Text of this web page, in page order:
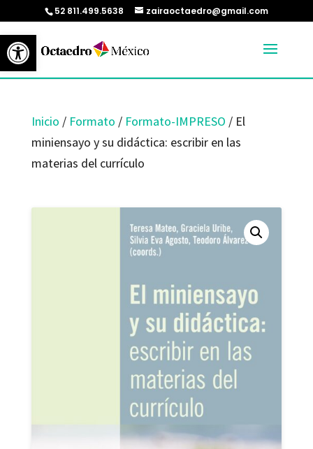
Abrir barra de herramientas
52 811.499.5638 zairaoctaedro@gmail.com
Inicio / Formato / Formato-IMPRESO / El
miniensayo y su didáctica: escribir en las
materias del currículo